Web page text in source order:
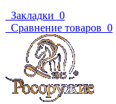
Закладки 0
Сравнение товаров 0